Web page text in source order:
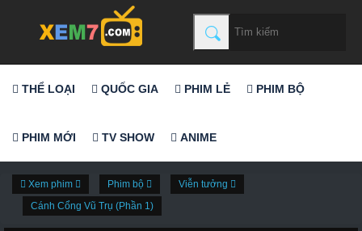
THỂ LOẠI QUỐC GIA PHIM LẺ PHIM BỘ
PHIM MỚI TV SHOW ANIME
Xem phim Phim bộ
Viễn tưởng
Cánh Cổng Vũ Trụ (Phần 1)